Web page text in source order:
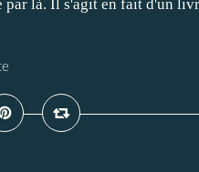
par là. Il s'agit en fait d'un